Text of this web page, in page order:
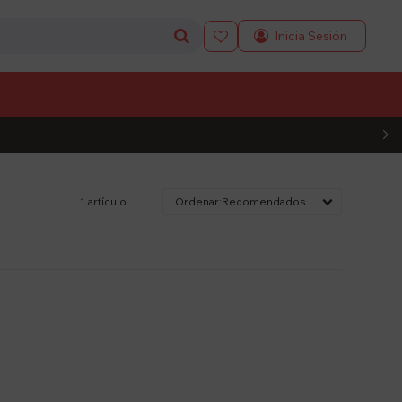

1 artículo Recomendados